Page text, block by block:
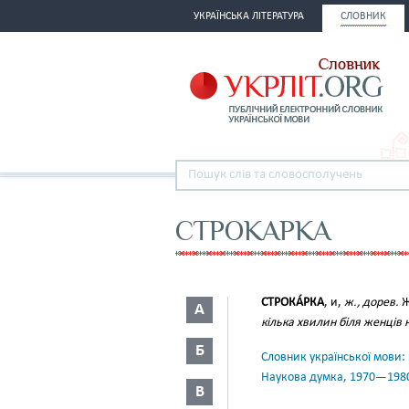
УКРАЇНСЬКА ЛІТЕРАТУРА СЛОВНИК
СТРОКАРКА
А
Б
В
СТРОКА́РКА, и, ж., дорев.
кілька хвилин біля женців
Словник української
Наукова думка,